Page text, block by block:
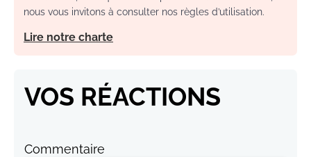
nous vous invitons à consulter nos règles d’utilisation.
Lire notre charte
VOS RÉACTIONS
Commentaire